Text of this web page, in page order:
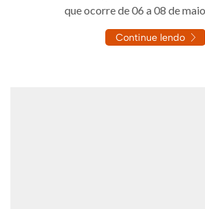
que ocorre de 06 a 08 de maio,
Continue lendo